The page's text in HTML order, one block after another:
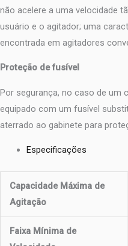
não acelere a uma velocidade
usuário e o agitador; uma
encontrada em agitadores
Proteção de fusível
Por segurança, no caso de um
equipado com um fusível
aterrado ao gabinete para
Especificações
Capacidade Máxima de
Agitação
Faixa Mínima de